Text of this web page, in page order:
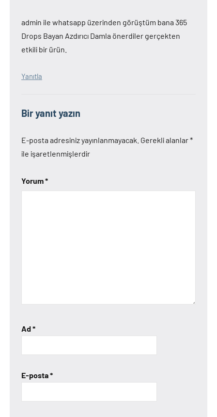
admin ile whatsapp üzerinden görüştüm bana 365
Drops Bayan Azdırıcı Damla önerdiler gerçekten
etkili bir ürün.
Yanıtla
Bir yanıt yazın
E-posta adresiniz yayınlanmayacak. Gerekli alanlar*
ile işaretlenmişlerdir
Yorum*
Ad*
E-posta*